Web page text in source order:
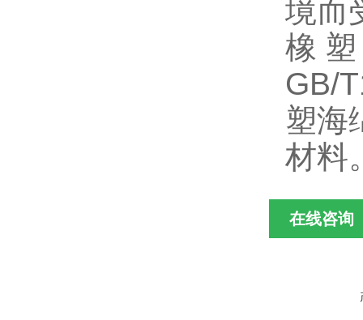
境而
橡
GB/
塑海
材料
在线咨询